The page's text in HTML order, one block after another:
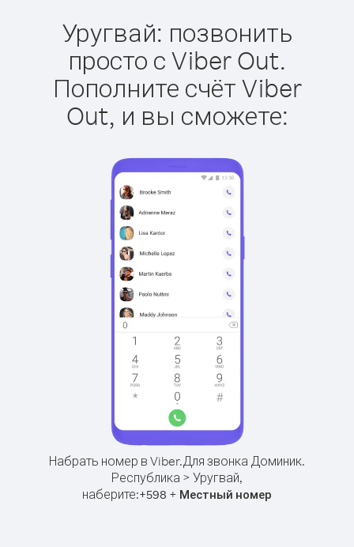
Уругвай: позвонить
просто с Viber Out.
Пополните счёт Viber
Out, и вы сможете:
Набрать номер в Viber.Для звонка Доминик.
Республика > Уругвай,
наберите:+598 + Местный номер